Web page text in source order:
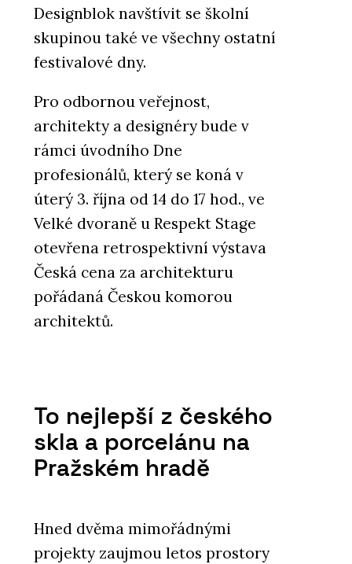
Designblok navštívit se školní
skupinou také ve všechny ostatní
festivalové dny.
Pro odbornou veřejnost,
architekty a designéry bude v
rámci úvodního Dne
profesionálů, který se koná v
úterý 3. října od 14 do 17 hod., ve
Velké dvoraně u Respekt Stage
otevřena retrospektivní výstava
Česká cena za architekturu
pořádaná Českou komorou
architektů.
To nejlepší z českého
skla a porcelánu na
Pražském hradě
Hned dvěma mimořádnými
projekty zaujmou letos prostory